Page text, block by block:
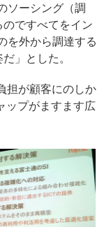
ソーシング（調
ですべてをイン
を外から調達する
」とした。
担が顧客にのしか
ップがますます広